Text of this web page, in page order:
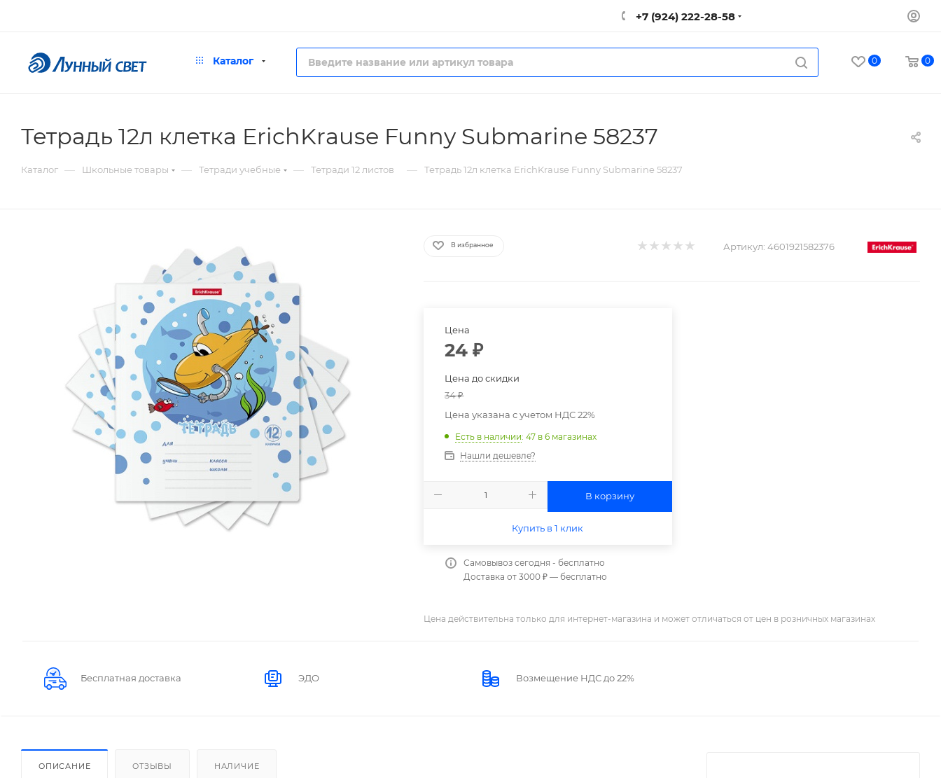
+7 (924) 222-28-58
Каталог 0 0
Тетрадь 12л клетка ErichKrause Funny Submarine 58237
Каталог — Школьные товары — Тетради учебные — Тетради 12 листов — Тетрадь 12л клетка ErichKrause Funny Submarine 58237
В избранное Артикул: 4601921582376
Цена
24 ₽
Цена до скидки
34₽
Цена указана с учетом НДС 22%
Есть в наличии: 47 в 6 магазинах
Нашли дешевле?
В корзину
Купить в 1 клик
Самовывоз сегодня - бесплатно
Доставка от 3000 ₽ — бесплатно
Цена действительна только для интернет-магазина и может отличаться от цен в розничных магазинах
Бесплатная доставка ЭДО Возмещение НДС до 22%
ОПИСАНИЕ ОТЗЫВЫ НАЛИЧИЕ